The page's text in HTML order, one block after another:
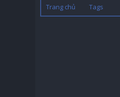
Trang chủ Tags